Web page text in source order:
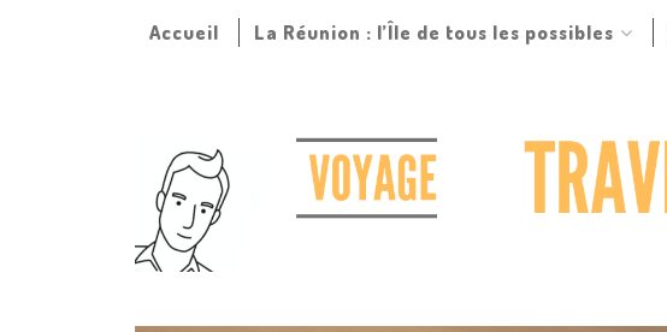
Accueil La Réunion : l’Île de tous les possibles